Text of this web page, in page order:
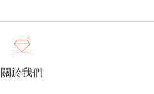
關於我們